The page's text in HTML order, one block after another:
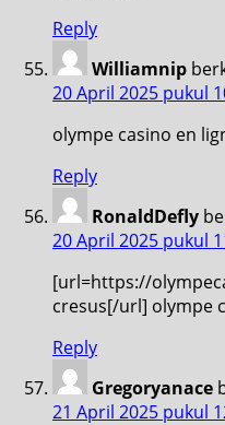
Reply
Williamnip
20 April 2025 pukul
olympe casino en
Reply
RonaldDefly
20 April 2025 pukul
[url=https://
cresus[/url] olympe
Reply
Gregoryanace
21 April 2025 pukul